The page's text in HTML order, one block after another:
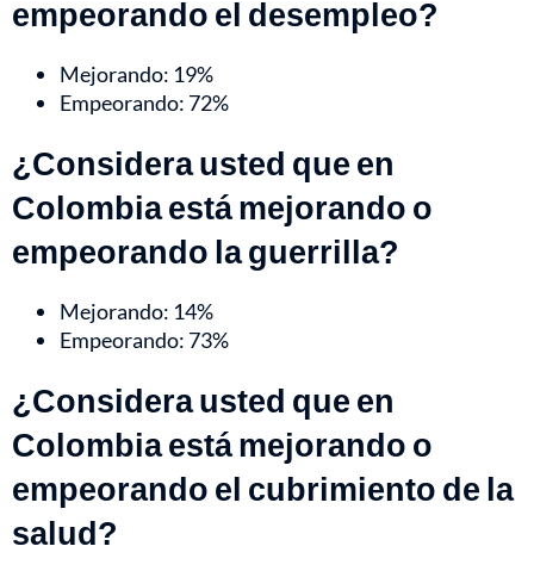
empeorando el desempleo?
Mejorando: 19%
Empeorando: 72%
¿Considera usted que en
Colombia está mejorando o
empeorando la guerrilla?
Mejorando: 14%
Empeorando: 73%
¿Considera usted que en
Colombia está mejorando o
empeorando el cubrimiento de la
salud?